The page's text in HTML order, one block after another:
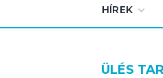
HÍREK
ÜLÉS